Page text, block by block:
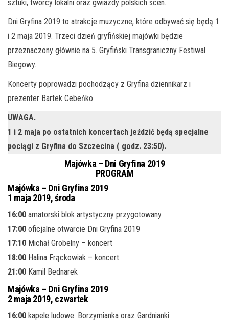
sztuki, twórcy lokalni oraz gwiazdy polskich scen.
Dni Gryfina 2019 to atrakcje muzyczne, które odbywać się będą 1
i 2 maja 2019. Trzeci dzień gryfińskiej majówki będzie
przeznaczony głównie na 5. Gryfiński Transgraniczny Festiwal
Biegowy.
Koncerty poprowadzi pochodzący z Gryfina dziennikarz i
prezenter Bartek Cebeńko.
UWAGA.
1 i 2 maja po ostatnich koncertach jeździć będą specjalne
pociągi z Gryfina do Szczecina ( godz. 23:50).
Majówka – Dni Gryfina 2019
PROGRAM
Majówka – Dni Gryfina 2019
1 maja 2019, środa
16:00 amatorski blok artystyczny przygotowany
17:00 oficjalne otwarcie Dni Gryfina 2019
17:10 Michał Grobelny – koncert
18:00 Halina Frąckowiak – koncert
21:00 Kamil Bednarek
Majówka – Dni Gryfina 2019
2 maja 2019, czwartek
16:00 kapele ludowe: Borzymianka oraz Gardnianki